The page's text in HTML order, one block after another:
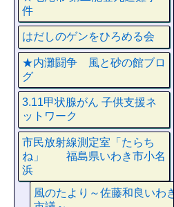
件
はだしのゲンをひろめる会
★内灘闘争 風と砂の館ブロ
グ
3.11甲状腺がん 子供支援ネ
ットワーク
市民放射線測定室「たらち
ね」 福島県いわき市小名
浜
風のたより～佐藤和良いわき